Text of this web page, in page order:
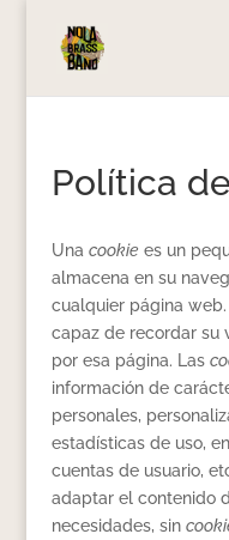
Política
Una cookie es un
almacena en su
cualquier página
capaz de recordar su
por esa página. Las
información de
personales,
estadísticas de uso,
cuentas de usuario,
adaptar el contenido
necesidades, sin